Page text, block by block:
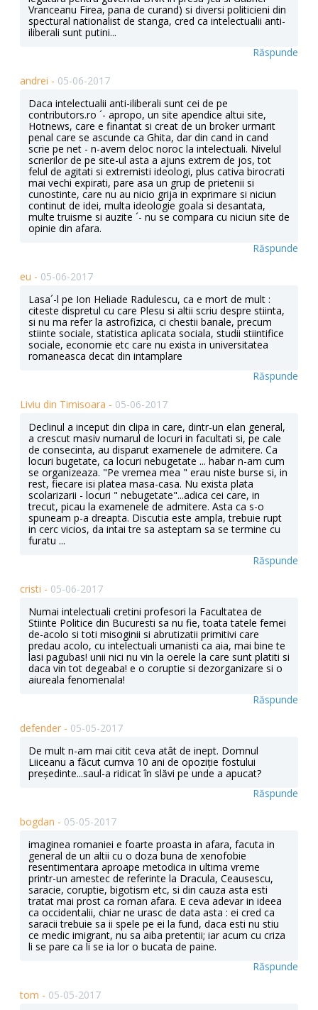
Vranceanu Firea, pana de curand) si diversi politicieni din
spectural nationalist de stanga, cred ca intelectualii anti-
iliberali sunt putini...
Răspunde
andrei - 05-06-2017
Daca intelectualii anti-iliberali sunt cei de pe
contributors.ro ´- apropo, un site apendice altui site,
Hotnews, care e finantat si creat de un broker urmarit
penal care se ascunde ca Ghita, dar din cand in cand
scrie pe net - n-avem deloc noroc la intelectuali. Nivelul
scrierilor de pe site-ul asta a ajuns extrem de jos, tot
felul de agitati si extremisti ideologi, plus cativa birocrati
mai vechi expirati, pare asa un grup de prietenii si
cunostinte, care nu au nicio grija in exprimare si niciun
continut de idei, multa ideologie goala si desantata,
multe truisme si auzite ´- nu se compara cu niciun site de
opinie din afara.
Răspunde
eu - 05-06-2017
Lasa´-l pe Ion Heliade Radulescu, ca e mort de mult :
citeste dispretul cu care Plesu si altii scriu despre stiinta,
si nu ma refer la astrofizica, ci chestii banale, precum
stiinte sociale, statistica aplicata sociala, studii stiintifice
sociale, economie etc care nu exista in universitatea
romaneasca decat din intamplare
Răspunde
Liviu din Timisoara - 05-06-2017
Declinul a inceput din clipa in care, dintr-un elan general,
a crescut masiv numarul de locuri in facultati si, pe cale
de consecinta, au disparut examenele de admitere. Ca
locuri bugetate, ca locuri nebugetate ... habar n-am cum
se organizeaza. "Pe vremea mea " erau niste burse si, in
rest, fiecare isi platea masa-casa. Nu exista plata
scolarizarii - locuri " nebugetate"...adica cei care, in
trecut, picau la examenele de admitere. Asta ca s-o
spuneam p-a dreapta. Discutia este ampla, trebuie rupt
in cerc vicios, da intai tre sa asteptam sa se termine cu
furatu ...
Răspunde
cristi - 05-06-2017
Numai intelectuali cretini profesori la Facultatea de
Stiinte Politice din Bucuresti sa nu fie, toata tatele femei
de-acolo si toti misoginii si abrutizatii primitivi care
predau acolo, cu intelectuali umanisti ca aia, mai bine te
lasi pagubas! unii nici nu vin la oerele la care sunt platiti si
daca vin tot degeaba! e o coruptie si dezorganizare si o
aiureala fenomenala!
Răspunde
defender - 05-05-2017
De mult n-am mai citit ceva atât de inept. Domnul
Liiceanu a făcut cumva 10 ani de opoziție fostului
președinte...saul-a ridicat în slăvi pe unde a apucat?
Răspunde
bogdan - 05-05-2017
imaginea romaniei e foarte proasta in afara, facuta in
general de un altii cu o doza buna de xenofobie
resentimentara aproape metodica in ultima vreme
printr-un amestec de referinte la Dracula, Ceausescu,
saracie, coruptie, bigotism etc, si din cauza asta esti
tratat mai prost ca roman afara. E ceva adevar in ideea
ca occidentalii, chiar ne urasc de data asta : ei cred ca
saracii trebuie sa ii spele pe ei la fund, daca esti nu stiu
ce medic imigrant, nu sa aiba pretentii; iar acum cu criza
li se pare ca li se ia lor o bucata de paine.
Răspunde
tom - 05-05-2017